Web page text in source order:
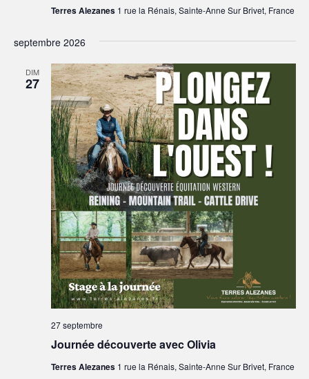
Terres Alezanes 1 rue la Rénais, Sainte-Anne Sur Brivet, France
septembre 2026
DIM
27
Journée découverte avec Olivia
27 septembre
Terres Alezanes 1 rue la Rénais, Sainte-Anne Sur Brivet, France